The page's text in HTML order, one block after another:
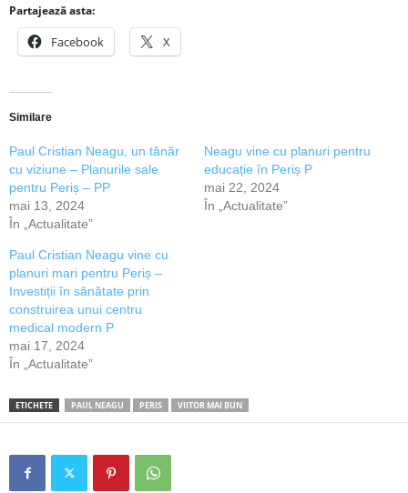
Partajează asta:
Facebook X
Similare
Paul Cristian Neagu, un tânăr
cu viziune – Planurile sale
pentru Periș – PP
mai 13, 2024
În „Actualitate”
Neagu vine cu planuri pentru
educație în Periș P
mai 22, 2024
În „Actualitate”
Paul Cristian Neagu vine cu
planuri mari pentru Periș –
Investiții în sănătate prin
construirea unui centru
medical modern P
mai 17, 2024
În „Actualitate”
ETICHETE PAUL NEAGU PERIS VIITOR MAI BUN